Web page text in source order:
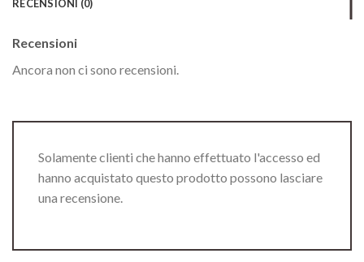
RECENSIONI (0)
Recensioni
Ancora non ci sono recensioni.
Solamente clienti che hanno effettuato l'accesso ed
hanno acquistato questo prodotto possono lasciare
una recensione.